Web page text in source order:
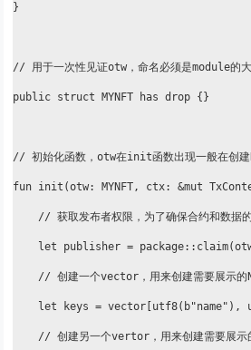
}
// 用于一次性见证otw，命名必须是module的
public struct MYNFT has drop {}
// 初始化函数，otw在init函数出现一般在创建
fun init(otw: MYNFT, ctx: &mut
// 获取发布者权限，为了确保合约和数据
let publisher =
// 创建一个vector，用来创建需要展示
let keys = vector[utf8(b"name"),
// 创建另一个vertor，用来创建需要展